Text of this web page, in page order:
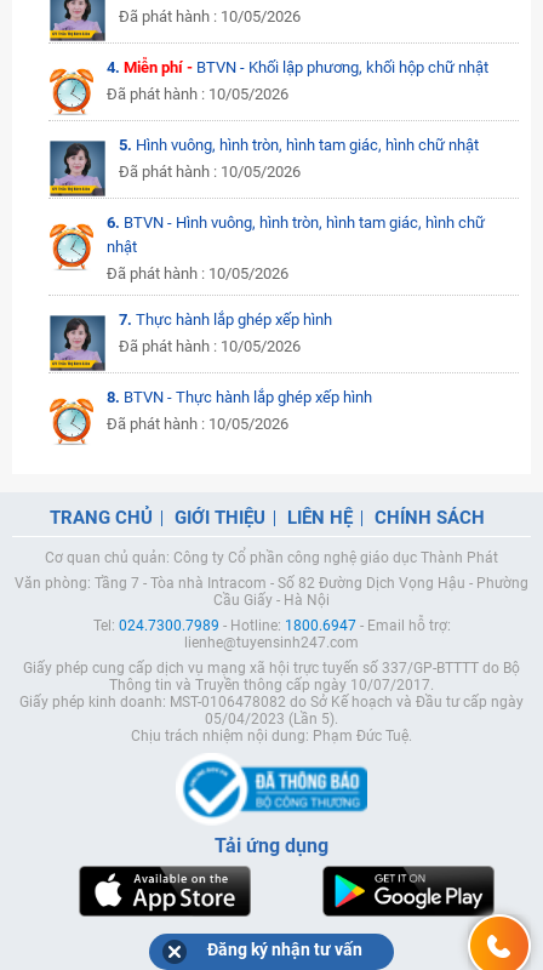
Đã phát hành : 10/05/2026
4.Miễn phí - BTVN - Khối lập phương, khối hộp chữ nhật
Đã phát hành : 10/05/2026
5. Hình vuông, hình tròn, hình tam giác, hình chữ nhật
Đã phát hành : 10/05/2026
6. BTVN - Hình vuông, hình tròn, hình tam giác, hình chữ
nhật
Đã phát hành : 10/05/2026
7. Thực hành lắp ghép xếp hình
Đã phát hành : 10/05/2026
8. BTVN - Thực hành lắp ghép xếp hình
Đã phát hành : 10/05/2026
TRANG CHỦ GIỚI THIỆU LIÊN HỆ CHÍNH SÁCH
Cơ quan chủ quản: Công ty Cổ phần công nghệ giáo dục Thành Phát
Văn phòng: Tầng 7 - Tòa nhà Intracom - Số 82 Đường Dịch Vọng Hậu - Phường
Cầu Giấy - Hà Nội
Tel: 024.7300.7989 - Hotline: 1800.6947- Email hỗ trợ:
lienhe@tuyensinh247.com
Giấy phép cung cấp dịch vụ mạng xã hội trực tuyến số 337/GP-BTTTT do Bộ
Thông tin và Truyền thông cấp ngày 10/07/2017.
Giấy phép kinh doanh: MST-0106478082 do Sở Kế hoạch và Đầu tư cấp ngày
05/04/2023 (Lần 5).
Chịu trách nhiệm nội dung: Phạm Đức Tuệ.
Tải ứng dụng
Đăng ký nhận tư vấn